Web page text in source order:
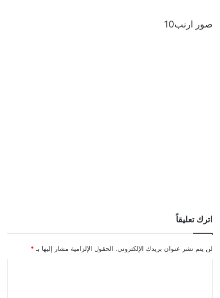
صور ارنب10
اترك تعليقاً
لن يتم نشر عنوان بريدك الإلكتروني. الحقول الإلزامية مشار إليها بـ *